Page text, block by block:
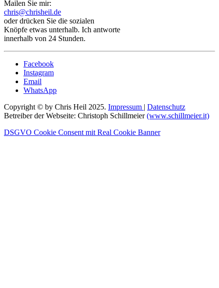
Mailen Sie mir:
chris@chrisheil.de
oder drücken Sie die sozialen
Knöpfe etwas unterhalb. Ich antworte
innerhalb von 24 Stunden.
Facebook
Instagram
Email
WhatsApp
Copyright © by Chris Heil 2025. Impressum | Datenschutz
Betreiber der Webseite: Christoph Schillmeier(www.schillmeier.it)
DSGVO Cookie Consent mit Real Cookie Banner